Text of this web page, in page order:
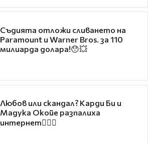
Съдията отложи сливането на
Paramount и Warner Bros. за 110
милиарда долара!😯💥
Любов или скандал? Карди Би и
Мадука Окойе разпалиха
интернет❤️‍🔥🔥